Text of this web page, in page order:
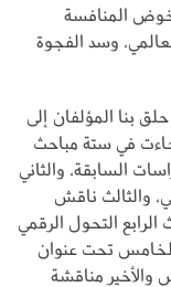
خوض المنافسة
وسد الفجوة
حلق بنا المؤلفان إلى
في ستة مباحث
السابقة، والثاني
والثالث ناقش
الرابع التحول الرقمي
الخامس تحت عنوان
والأخير مناقشة